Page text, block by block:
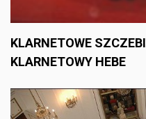
KLARNETOWE
KLARNETOWY HEBE